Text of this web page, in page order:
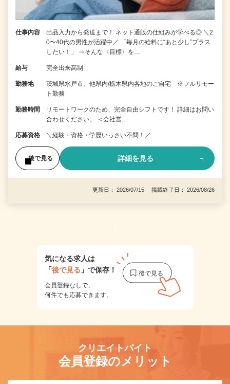
仕事内容
出品入力から発送まで！ ネット通販の仕組みが学べる◎ ＼2
0〜40代の男性が活躍中／ 「毎月の給料に“あと少し”プラス
したい！」 ⇒そんな〈目標〉を…
給与 完全出来高制
勤務地
茨城県水戸市、他県内/栃木県内各地のご自宅 ※フルリモー
ト勤務
勤務時間
リモートワークのため、完全自由シフトです！ 詳細はお問い
合わせください。 ＜会社営…
応募資格 ＼経験・資格・学歴いっさい不問！／
後で見る 詳細を見る
更新日： 2026/07/15 掲載終了日： 2026/08/26
1
気になる求人は
「後で見る 」で保存！
会員登録なしで、
何件でも応募できます。
クリエイトバイト
会員登録のメリット